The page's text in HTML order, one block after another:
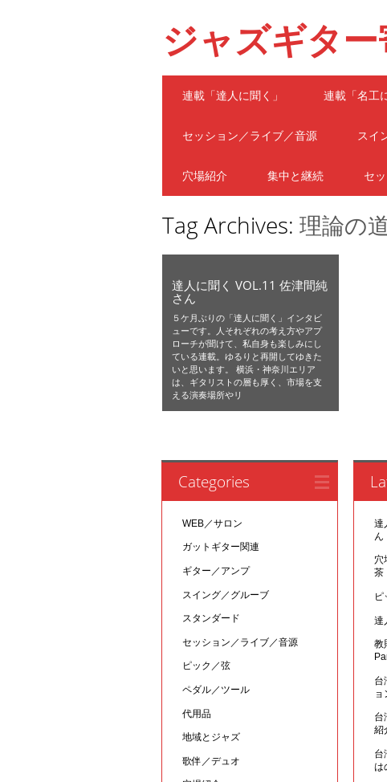
ジャズギタ
Main menu
連載「達人に聞く」 連載「名工
セッション／ライブ／音源 スイ
穴場紹介 集中と継続 セ
Tag Archives:理論の
達人に聞く VOL.11 佐津間純
さん
５ケ月ぶりの「達人に聞く」インタビ
ューです。人それぞれの考え方やアプ
ローチが聞けて、私自身も楽しみにし
ている連載。ゆるりと再開してゆきた
いと思います。 横浜・神奈川エリア
は、ギタリストの層も厚く、市場を支
える演奏場所やリ
Categories
WEB／サロン
ガットギター関連
ギター／アンプ
スイング／グルーブ
スタンダード
セッション／ライブ／音源
ピック／弦
ペダル／ツール
代用品
地域とジャズ
歌伴／デュオ
達
ん
穴
茶
達
教
台
ョ
台
紹
台
は